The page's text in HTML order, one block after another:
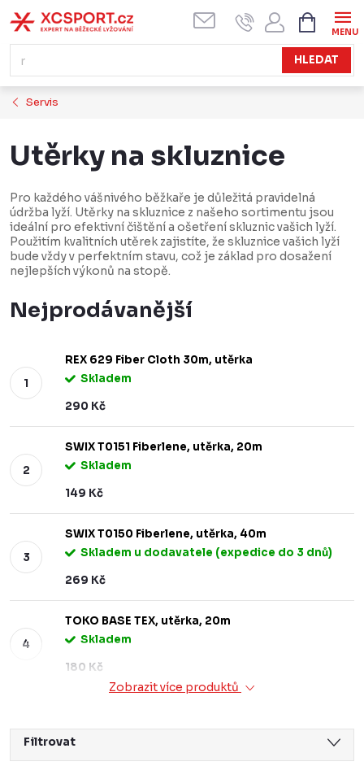
na
obsah
HLEDAT
KOŠÍK
Servis
Utěrky na skluznice
Pro každého vášnivého běžkaře je důležitá pravidelná
údržba lyží. Utěrky na skluznice z našeho sortimentu jsou
ideální pro efektivní čištění a ošetření skluznic vašich lyží.
Použitím kvalitních utěrek zajistíte, že skluznice vašich lyží
bude vždy v perfektním stavu, což je základ pro dosažení
nejlepších výkonů na stopě.
Nejprodávanější
REX 629 Fiber Cloth 30m, utěrka
Skladem
290 Kč
SWIX T0151 Fiberlene, utěrka, 20m
Skladem
149 Kč
SWIX T0150 Fiberlene, utěrka, 40m
Skladem u dodavatele (expedice do 3 dnů)
269 Kč
TOKO BASE TEX, utěrka, 20m
Skladem
180 Kč
Zobrazit více produktů
Filtrovat